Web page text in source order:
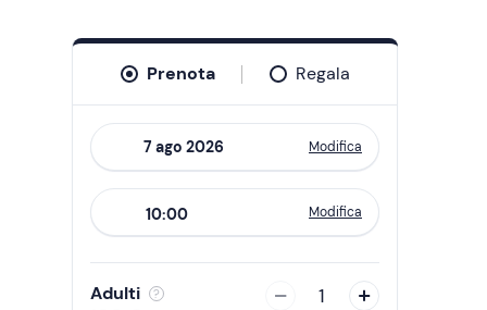
Prenota Regala
forward
to
interact
with
Modifica
10:00 Modifica
Adulti 1